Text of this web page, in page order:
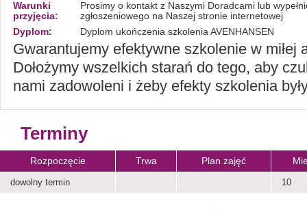
Warunki
przyjęcia:
Prosimy o kontakt z Naszymi Doradcami lub
zgłoszeniowego na Naszej stronie internetowej
Dyplom:
Dyplom ukończenia szkolenia AVENHANSEN
Gwarantujemy efektywne szkolenie w miłej
Dołożymy wszelkich starań do tego, aby
nami zadowoleni i żeby efekty szkolenia
Terminy
Rozpoczęcie Trwa Plan zajęć
dowolny termin 10